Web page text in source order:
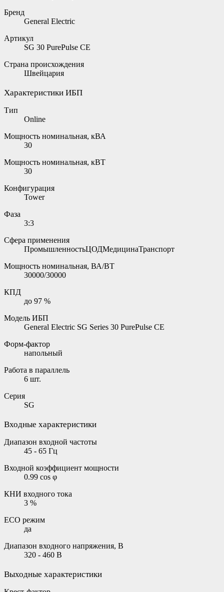
Бренд
General Electric
Артикул
SG 30 PurePulse CE
Страна происхождения
Швейцария
Характеристики ИБП
Тип
Online
Мощность номинальная, кВА
30
Мощность номинальная, кВТ
30
Конфигурация
Tower
Фаза
3:3
Сфера применения
ПромышленностьЦОДМедицинаТранспорт
Мощность номинальная, ВА/ВТ
30000/30000
КПД
до 97 %
Модель ИБП
General Electric SG Series 30 PurePulse CE
Форм-фактор
напольный
Работа в параллель
6 шт.
Серия
SG
Входные характеристики
Диапазон входной частоты
45 - 65 Гц
Входной коэффициент мощности
0.99 cos φ
КНИ входного тока
3 %
ECO режим
да
Диапазон входного напряжения, В
320 - 460 В
Выходные характеристики